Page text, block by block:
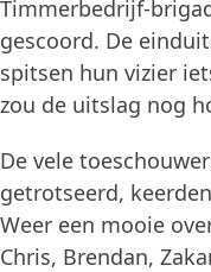
Timmerbedrijf-
gescoord. De
spitsen hun vizier
zou de uitslag nog
De vele
getrotseerd,
Weer een mooie
Chris, Brendan,